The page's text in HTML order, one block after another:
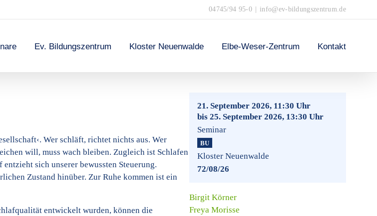
04745/94 95-0 info@ev-bildungszentrum.de
Ev. Bildungszentrum Kloster Neuenwalde Elbe-Weser-Zentrum Kontakt
Wer schläft, richtet nichts aus. Wer
will, muss wach bleiben. Zugleich ist Schlafen
sich unserer bewussten Steuerung.
Zustand hinüber. Zur Ruhe kommen ist ein
entwickelt wurden, können die
21. September 2026, 11:30 Uhr
bis 25. September 2026, 13:30 Uhr
Seminar
BU
Kloster Neuenwalde
72/08/26
Birgit Körner
Freya Morisse